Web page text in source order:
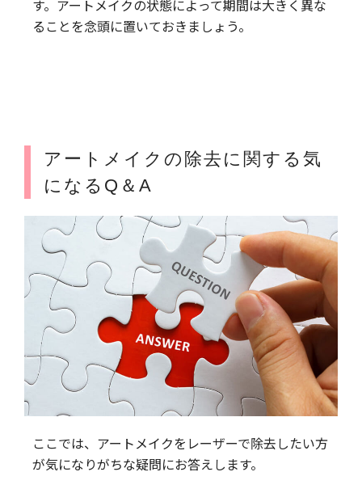
す。アートメイクの状態によって期間は大きく異な
ることを念頭に置いておきましょう。
アートメイクの除去に関する気
になるQ＆A
ここでは、アートメイクをレーザーで除去したい方
が気になりがちな疑問にお答えします。